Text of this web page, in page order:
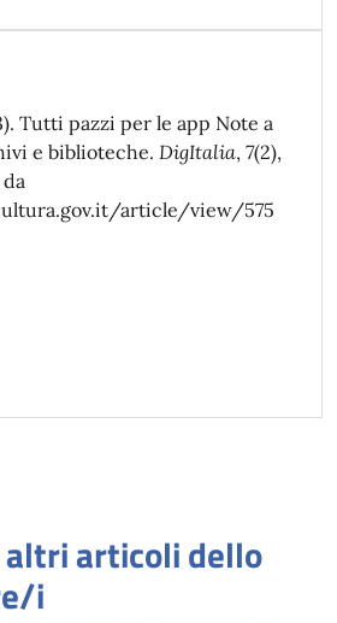
Tutti pazzi per le app Note a
e biblioteche. DigItalia, 7(2),
article/view/575
altri articoli dello
i